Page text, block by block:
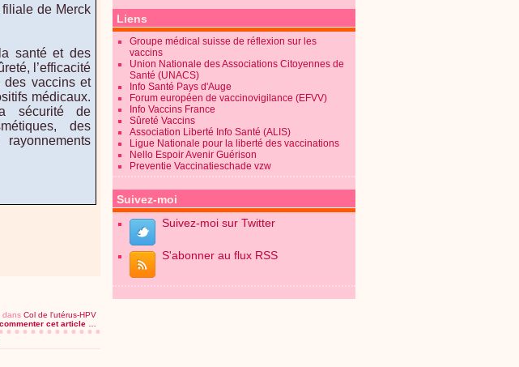
de Merck
santé et des
l’efficacité
des vaccins et
médicaux.
sécurité de
des
dans Col de l'utérus-HPV
commenter cet article …
Liens
Groupe médical suisse de réflexion sur les
vaccins
Union Nationale des Associations Citoyennes de
Santé (UNACS)
Info Santé Pays d'Auge
Forum européen de vaccinovigilance (EFVV)
Info Vaccins France
Sûreté Vaccins
Association Liberté Info Santé (ALIS)
Ligue Nationale pour la liberté des vaccinations
Nello Espoir Avenir Guérison
Preventie Vaccinatieschade vzw
Suivez-moi
Suivez-moi sur Twitter
S'abonner au flux RSS